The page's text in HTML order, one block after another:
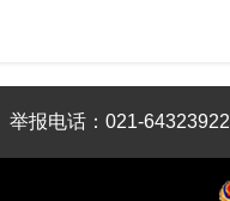
举报电话：021-64323922